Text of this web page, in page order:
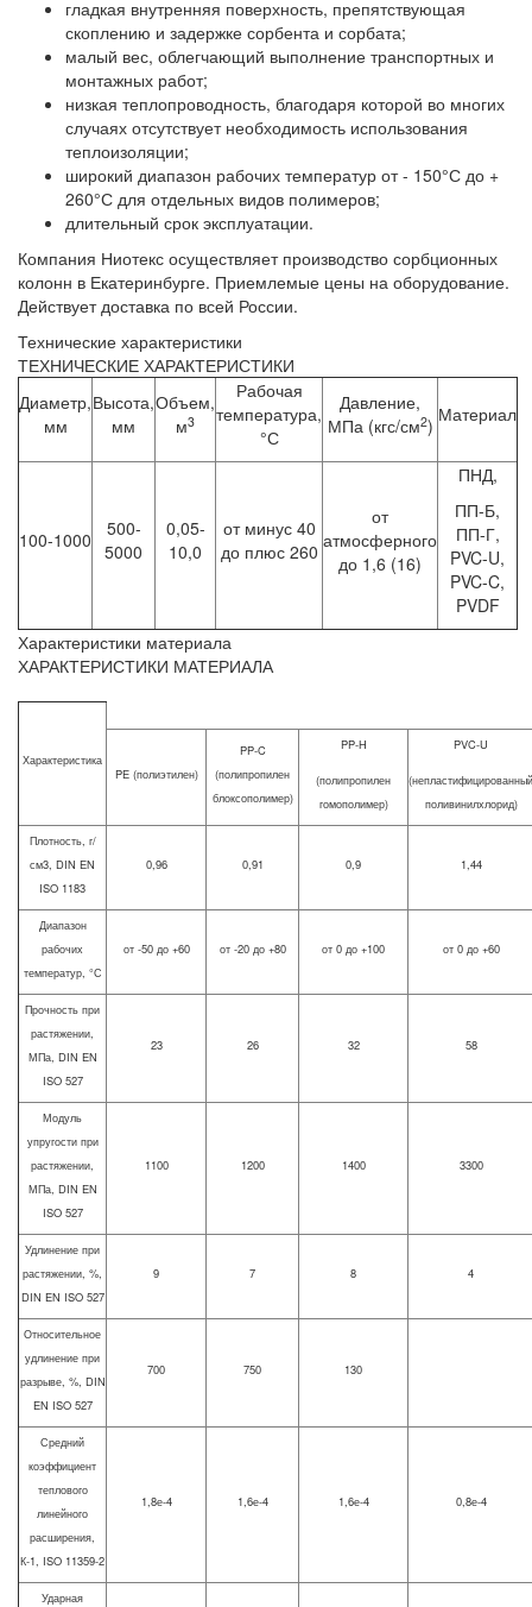
гладкая внутренняя поверхность, препятствующая
скоплению и задержке сорбента и сорбата;
малый вес, облегчающий выполнение транспортных и
монтажных работ;
низкая теплопроводность, благодаря которой во многих
случаях отсутствует необходимость использования
теплоизоляции;
широкий диапазон рабочих температур от - 150°С до +
260°С для отдельных видов полимеров;
длительный срок эксплуатации.
Компания Ниотекс осуществляет производство сорбционных
колонн в Екатеринбурге. Приемлемые цены на оборудование.
Действует доставка по всей России.
Технические характеристики
ТЕХНИЧЕСКИЕ ХАРАКТЕРИСТИКИ
Диаметр,
мм
Высота,
мм
Объем,
м3
Рабочая
температура,
°С
Давление,
МПа (кгс/см2) Материал
100-1000
500-
5000
0,05-
10,0
от минус 40
до плюс 260
от
атмосферного
до 1,6 (16)
ПНД,
ПП-Б,
ПП-Г,
PVC-U,
PVC-C,
PVDF
Характеристики материала
ХАРАКТЕРИСТИКИ МАТЕРИАЛА
Характеристика
PE (полиэтилен)
PP-C
(полипропилен
блоксополимер)
PP-H
(полипропилен
гомополимер)
PVC-U
(непластифицированный
поливинилхлорид)
Плотность, г/
см3, DIN EN
ISO 1183
0,96 0,91 0,9 1,44
Диапазон
рабочих
температур, °С
от -50 до +60 от -20 до +80 от 0 до +100 от 0 до +60
Прочность при
растяжении,
МПа, DIN EN
ISO 527
23 26 32 58
Модуль
упругости при
растяжении,
МПа, DIN EN
ISO 527
1100 1200 1400 3300
Удлинение при
растяжении, %,
DIN EN ISO 527
9 7 8 4
Относительное
удлинение при
разрыве, %, DIN
EN ISO 527
700 750 130
Средний
коэффициент
теплового
линейного
расширения,
К-1, ISO 11359-2
1,8е-4 1,6е-4 1,6е-4 0,8е-4
Ударная